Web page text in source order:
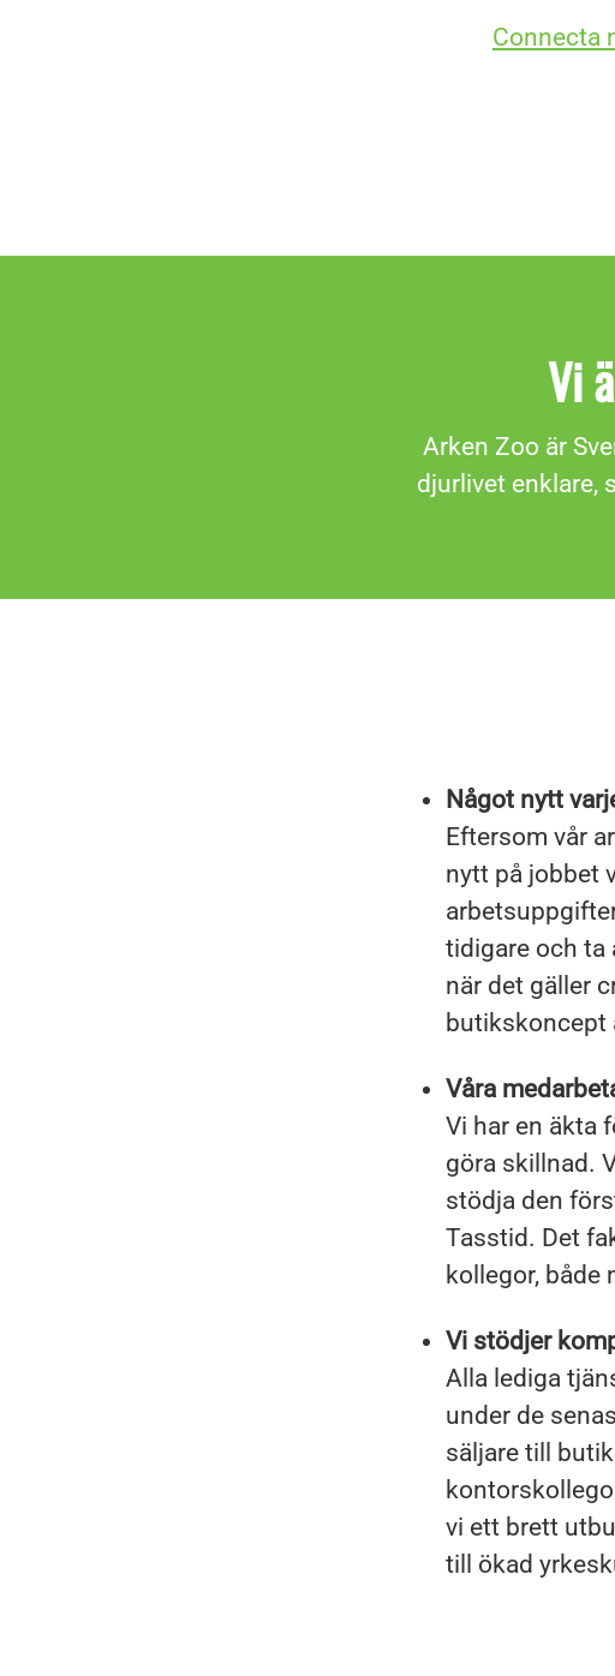
Connecta
Vi
Arken Zoo är
djurlivet enklare,
Något nytt
Eftersom vår
nytt på jobbet
tidigare och ta
när det gäller
butikskoncept
Våra
Vi har en äkta
göra skillnad.
stödja den
Tasstid. Det
kollegor,
Vi stödjer
Alla lediga
under de
säljare till
vi ett brett
till ökad